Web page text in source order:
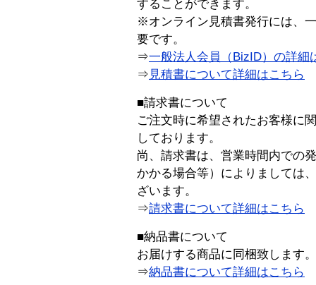
することができます。
※オンライン見積書発行には、
要です。
⇒一般法人会員（BizID）の詳細
⇒ 見積書について詳細はこちら
■請求書について
ご注文時に希望されたお客様に
しております。
尚、請求書は、営業時間内での
かかる場合等）によりましては
ざいます。
⇒請求書について詳細はこちら
■納品書について
お届けする商品に同梱致します。
⇒納品書について詳細はこちら